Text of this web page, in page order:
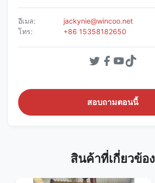
อีเมล:
jackynie@wincoo.net
โทร:
+86 15358182650
สอบถามตอนนี้
สินค้าที่เกี่ยวข้อง